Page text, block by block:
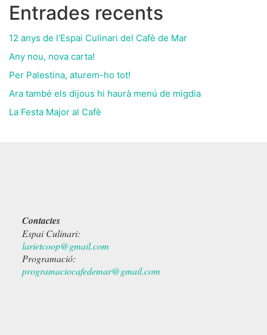
Entrades recents
12 anys de l’Espai Culinari del Cafè de Mar
Any nou, nova carta!
Per Palestina, aturem-ho tot!
Ara també els dijous hi haurà menú de migdia
La Festa Major al Cafè
Contactes
Espai Culinari:
larietcoop@gmail.com
Programació:
programaciocafedemar@gmail.com